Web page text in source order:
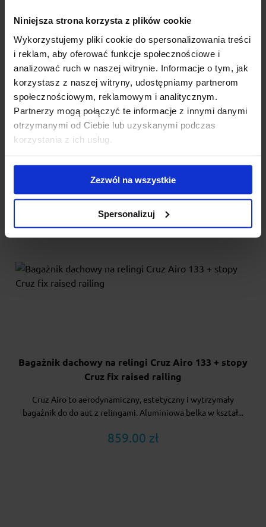
Niniejsza strona korzysta z plików cookie
Wykorzystujemy pliki cookie do spersonalizowania treści
i reklam, aby oferować funkcje społecznościowe i
analizować ruch w naszej witrynie. Informacje o tym, jak
korzystasz z naszej witryny, udostępniamy partnerom
społecznościowym, reklamowym i analitycznym.
Partnerzy mogą połączyć te informacje z innymi danymi
otrzymanymi od Ciebie lub uzyskanymi podczas
korzystania z ich usług.
Zezwól na wszystkie
Spersonalizuj
Bagażnik dachowy Thule SmartRack XT 135 alu
Uniwersalny bagażnik z aluminiową belką do relingów
dachowych. Kompletny zestaw złożony z 4 stóp i 2 belek. G...
Bagażnik dachowy na relingi Cruz Airo 133 + stopy
Cruz fix raised railing
Cruz Airo to aerodynamiczny, estetyczny i wytrzymały
bagażnik do do aut z relingami. Aluminiowa belka w kształ...
859.00 zł